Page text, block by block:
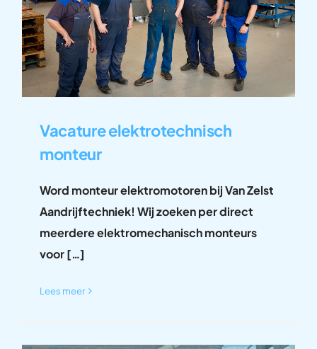
Vacature elektrotechnisch
monteur
Word monteur elektromotoren bij Van Zelst
Aandrijftechniek! Wij zoeken per direct
meerdere elektromechanisch monteurs
voor […]
Lees meer